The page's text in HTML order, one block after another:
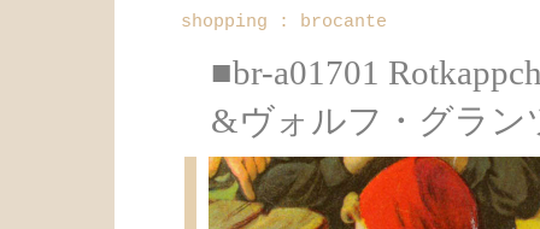
shopping : brocante
■br-a01701
&ヴォルフ・グラン